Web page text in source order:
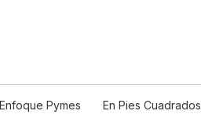
Enfoque Pymes En Pies Cuadrados